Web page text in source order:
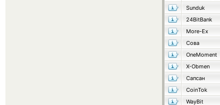
Sunduk
24BitBank
More-Ex
Сова
OneMoment
X-Obmen
Сапсан
CoinTok
WayBit